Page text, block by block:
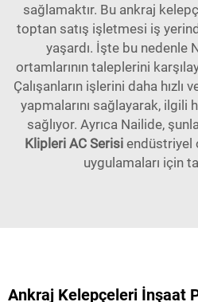
sağlamaktır. Bu ankraj
toptan satış işletmesi iş
yaşardı. İşte bu nedenle
ortamlarının taleplerini
Çalışanların işlerini daha
yapmalarını sağlayarak, ilgili
sağlıyor. Ayrıca Nailide,
Klipleri AC Serisi endüstriyel
uygulamaları için
Ankraj Kelepçeleri İnşaat